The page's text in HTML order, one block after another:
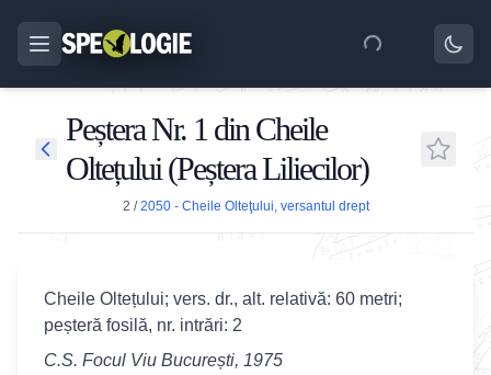
Peștera Nr. 1 din Cheile
Oltețului (Peștera Liliecilor)
2 /2050 - Cheile Olteţului, versantul drept
Cheile Oltețului; vers. dr., alt. relativă: 60 metri;
peșteră fosilă, nr. intrări: 2
C.S. Focul Viu București, 1975